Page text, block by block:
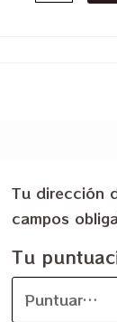
Tu dirección
campos
Tu